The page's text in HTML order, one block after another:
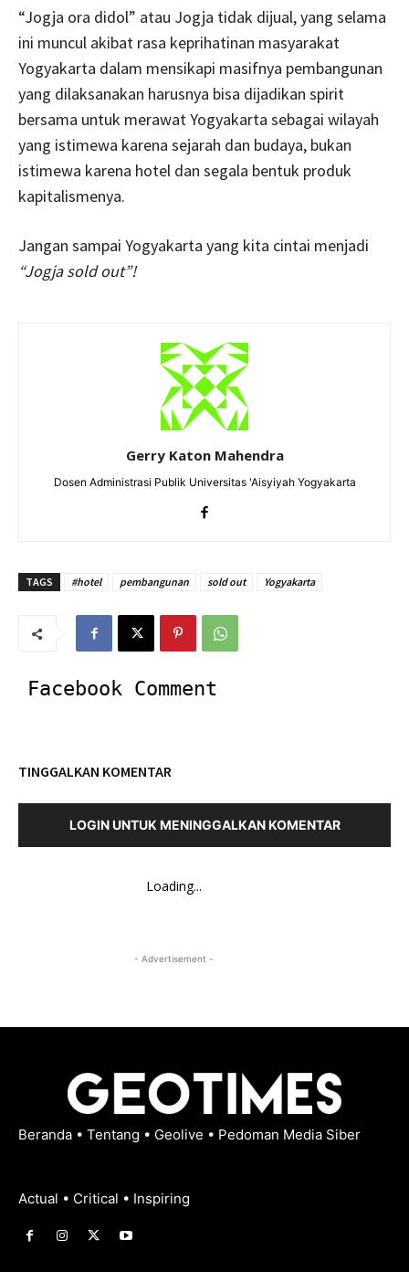
“Jogja ora didol” atau Jogja tidak dijual, yang selama
ini muncul akibat rasa keprihatinan masyarakat
Yogyakarta dalam mensikapi masifnya pembangunan
yang dilaksanakan harusnya bisa dijadikan spirit
bersama untuk merawat Yogyakarta sebagai wilayah
yang istimewa karena sejarah dan budaya, bukan
istimewa karena hotel dan segala bentuk produk
kapitalismenya.
Jangan sampai Yogyakarta yang kita cintai menjadi
“Jogja sold out”!
Gerry Katon Mahendra
Dosen Administrasi Publik Universitas 'Aisyiyah Yogyakarta
TAGS #hotel pembangunan sold out Yogyakarta
Facebook Comment
TINGGALKAN KOMENTAR
LOGIN UNTUK MENINGGALKAN KOMENTAR
Loading...
- Advertisement -
Beranda • Tentang • Geolive • Pedoman Media Siber
Actual • Critical • Inspiring